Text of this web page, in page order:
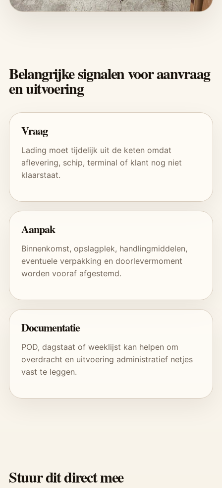
Belangrijke signalen voor aanvraag
en uitvoering
Vraag
Lading moet tijdelijk uit de keten omdat
aflevering, schip, terminal of klant nog niet
klaarstaat.
Aanpak
Binnenkomst, opslagplek, handlingmiddelen,
eventuele verpakking en doorlevermoment
worden vooraf afgestemd.
Documentatie
POD, dagstaat of weeklijst kan helpen om
overdracht en uitvoering administratief netjes
vast te leggen.
Stuur dit direct mee